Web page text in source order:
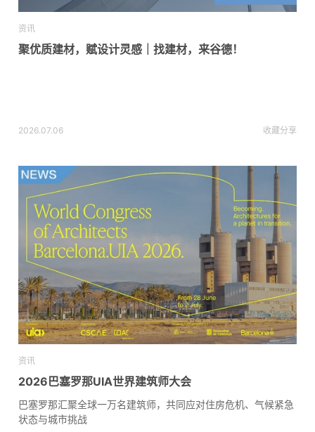
资讯
聚优质建材，赋设计灵感｜找建材，来谷德！
2026.07.06 收藏分享
资讯
2026巴塞罗那UIA世界建筑师大会
巴塞罗那汇聚全球一万名建筑师，共同应对住房危机、气候紧急
状态与城市挑战